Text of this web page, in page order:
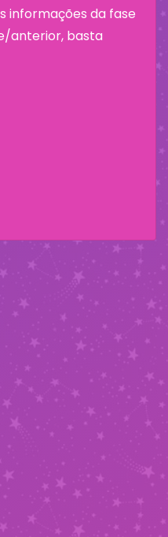
informações da fase
anterior, basta